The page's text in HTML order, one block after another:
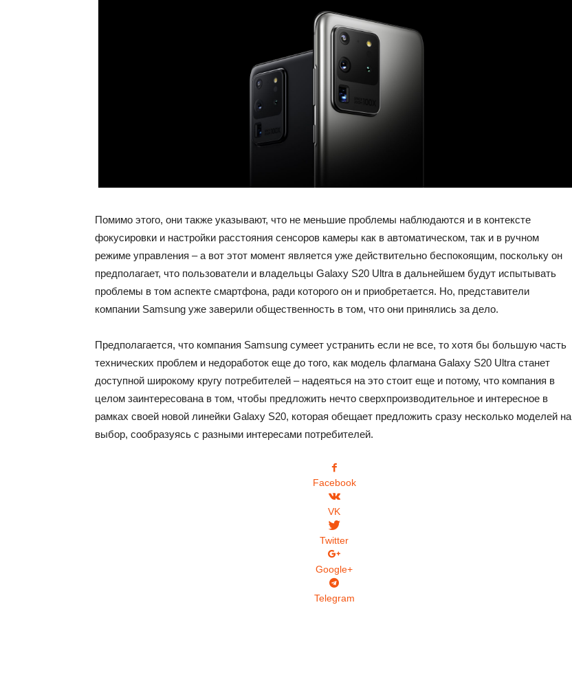
Помимо этого, они также указывают, что не меньшие проблемы наблюдаются и в контексте
фокусировки и настройки расстояния сенсоров камеры как в автоматическом, так и в ручном
режиме управления – а вот этот момент является уже действительно беспокоящим, поскольку он
предполагает, что пользователи и владельцы Galaxy S20 Ultra в дальнейшем будут испытывать
проблемы в том аспекте смартфона, ради которого он и приобретается. Но, представители
компании Samsung уже заверили общественность в том, что они принялись за дело.
Предполагается, что компания Samsung сумеет устранить если не все, то хотя бы большую часть
технических проблем и недоработок еще до того, как модель флагмана Galaxy S20 Ultra станет
доступной широкому кругу потребителей – надеяться на это стоит еще и потому, что компания в
целом заинтересована в том, чтобы предложить нечто сверхпроизводительное и интересное в
рамках своей новой линейки Galaxy S20, которая обещает предложить сразу несколько моделей на
выбор, сообразуясь с разными интересами потребителей.
Facebook
VK
Twitter
Google+
Telegram